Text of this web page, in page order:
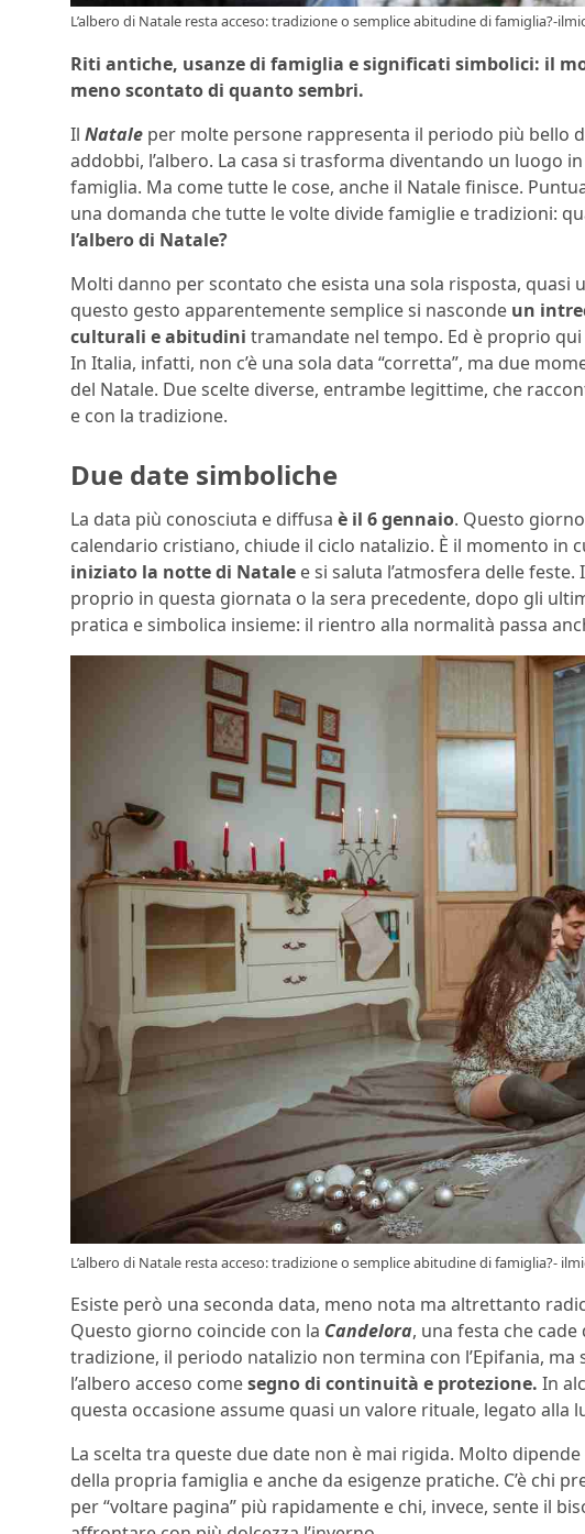
L’albero di Natale resta acceso: tradizione o semplice abitudine di famiglia?-
Riti antiche, usanze di famiglia e significati simbolici: il
meno scontato di quanto sembri.
Il Natale per molte persone rappresenta il periodo più bello
addobbi, l’albero. La casa si trasforma diventando un luogo
famiglia. Ma come tutte le cose, anche il Natale finisce.
una domanda che tutte le volte divide famiglie e tradizioni:
l’albero di Natale?
Molti danno per scontato che esista una sola risposta, quasi
questo gesto apparentemente semplice si nasconde un
culturali e abitudini tramandate nel tempo. Ed è proprio
In Italia, infatti, non c’è una sola data “corretta”, ma due
del Natale. Due scelte diverse, entrambe legittime, che
e con la tradizione.
Due date simboliche
La data più conosciuta e diffusa è il 6 gennaio. Questo
calendario cristiano, chiude il ciclo natalizio. È il momento in
iniziato la notte di Natale e si saluta l’atmosfera delle
proprio in questa giornata o la sera precedente, dopo gli
pratica e simbolica insieme: il rientro alla normalità passa
L’albero di Natale resta acceso: tradizione o semplice abitudine di famiglia?-
Esiste però una seconda data, meno nota ma altrettanto
Questo giorno coincide con la Candelora, una festa che
tradizione, il periodo natalizio non termina con l’Epifania,
l’albero acceso comesegno di continuità e protezione. In
questa occasione assume quasi un valore rituale, legato alla
La scelta tra queste due date non è mai rigida. Molto dipende
della propria famiglia e anche da esigenze pratiche. C’è chi
per “voltare pagina” più rapidamente e chi, invece, sente il